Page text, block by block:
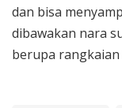
dan bisa
dibawakan nara
berupa